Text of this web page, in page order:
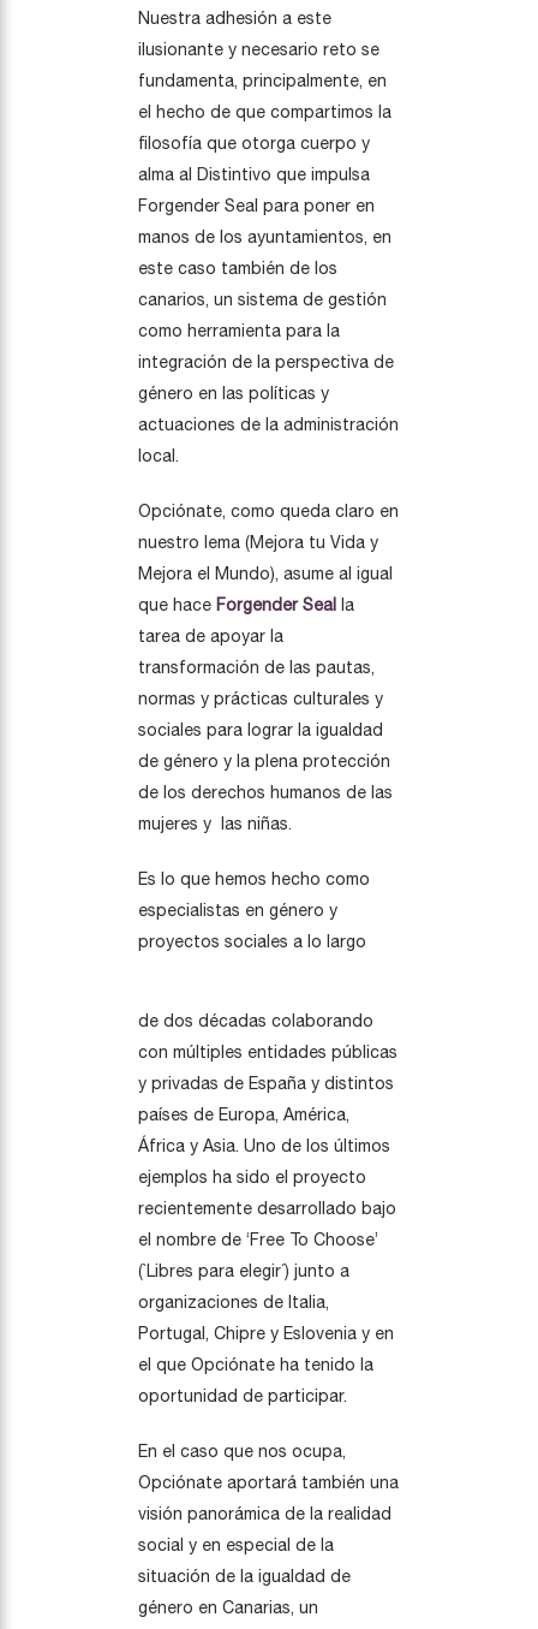
Nuestra adhesión a este
ilusionante y necesario reto se
fundamenta, principalmente, en
el hecho de que compartimos la
filosofía que otorga cuerpo y
alma al Distintivo que impulsa
Forgender Seal para poner en
manos de los ayuntamientos, en
este caso también de los
canarios, un sistema de gestión
como herramienta para la
integración de la perspectiva de
género en las políticas y
actuaciones de la administración
local.
Opciónate, como queda claro en
nuestro lema (Mejora tu Vida y
Mejora el Mundo), asume al igual
que hace Forgender Seal la
tarea de apoyar la
transformación de las pautas,
normas y prácticas culturales y
sociales para lograr la igualdad
de género y la plena protección
de los derechos humanos de las
mujeres y las niñas.
Es lo que hemos hecho como
especialistas en género y
proyectos sociales a lo largo
de dos décadas colaborando
con múltiples entidades públicas
y privadas de España y distintos
países de Europa, América,
África y Asia. Uno de los últimos
ejemplos ha sido el proyecto
recientemente desarrollado bajo
el nombre de ‘Free To Choose’
(`Libres para elegir´) junto a
organizaciones de Italia,
Portugal, Chipre y Eslovenia y en
el que Opciónate ha tenido la
oportunidad de participar.
En el caso que nos ocupa,
Opciónate aportará también una
visión panorámica de la realidad
social y en especial de la
situación de la igualdad de
género en Canarias, un